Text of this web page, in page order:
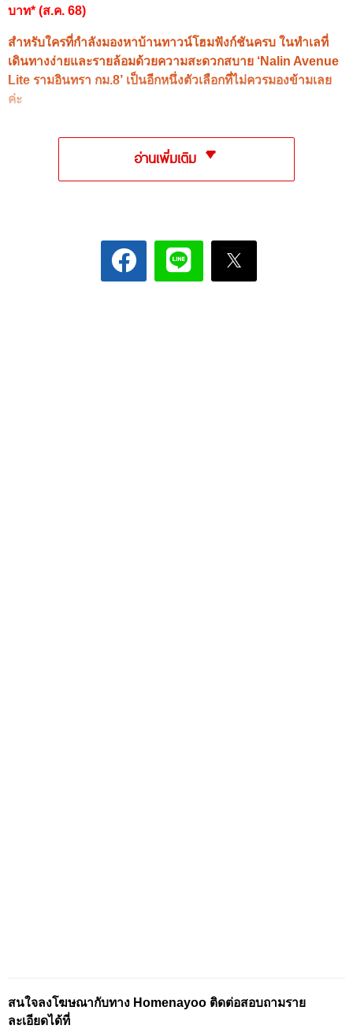
บาท* (ส.ค. 68)
สำหรับใครที่กำลังมองหาบ้านทาวน์โฮมฟังก์ชันครบ ในทำเลที่
เดินทางง่ายและรายล้อมด้วยความสะดวกสบาย ‘Nalin Avenue
Lite รามอินทรา กม.8’ เป็นอีกหนึ่งตัวเลือกที่ไม่ควรมองข้ามเลย
ค่ะ
อ่านเพิ่มเติม
สนใจลงโฆษณากับทาง Homenayoo ติดต่อสอบถามราย
ละเอียดได้ที่